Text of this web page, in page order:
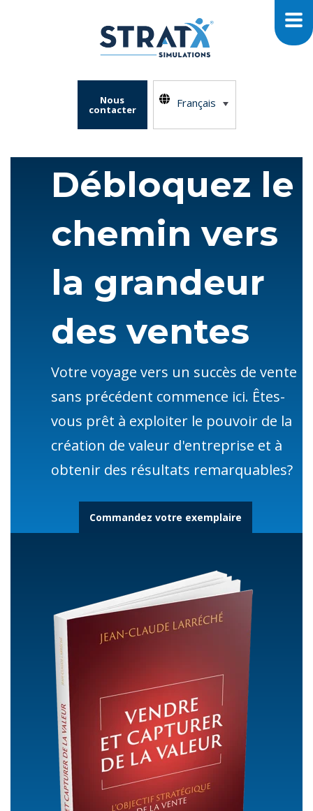
Nous
contacter Français
Débloquez le
chemin vers
la grandeur
des ventes
Votre voyage vers un succès de vente
sans précédent commence ici. Êtes-
vous prêt à exploiter le pouvoir de la
création de valeur d'entreprise et à
obtenir des résultats remarquables?
Commandez votre exemplaire